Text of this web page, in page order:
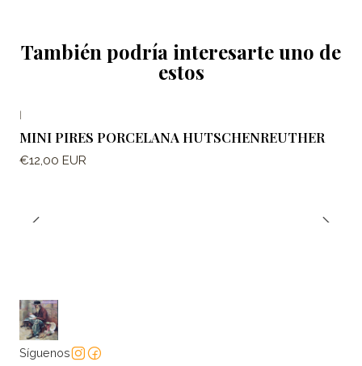
También podría interesarte uno de
estos
MINI PIRES PORCELANA HUTSCHENREUTHER
€12,00 EUR
Síguenos